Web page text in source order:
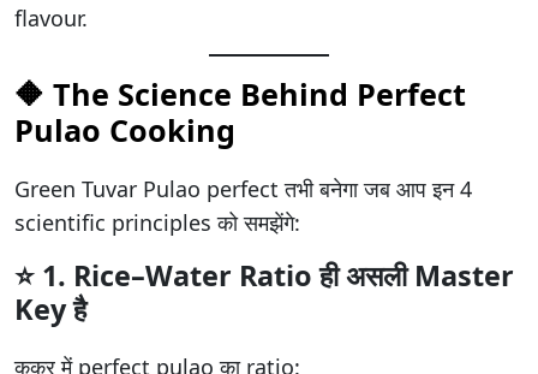
flavour.
🔶 The Science Behind Perfect
Pulao Cooking
Green Tuvar Pulao perfect तभी बनेगा जब आप इन 4
scientific principles को समझेंगे:
⭐ 1. Rice–Water Ratio ही असली Master
Key है
कुकर में perfect pulao का ratio: